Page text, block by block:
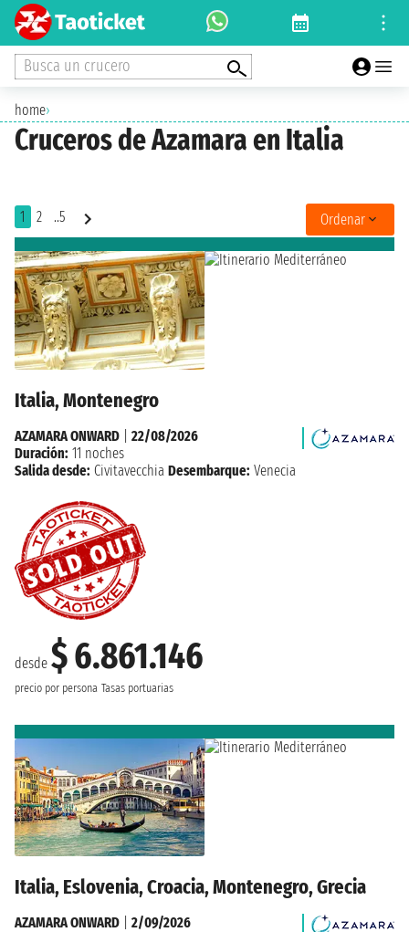
Busca un crucero
home›
Cruceros de Azamara en Italia
1 2 ..5 Ordenar
Italia, Montenegro
desde $ 6.861.146
precio por persona Tasas portuarias
AZAMARA ONWARD
22/08/2026
Duración: 11 noches
Salida desde: Civitavecchia Desembarque: Venecia
Italia, Eslovenia, Croacia, Montenegro, Grecia
AZAMARA ONWARD
2/09/2026